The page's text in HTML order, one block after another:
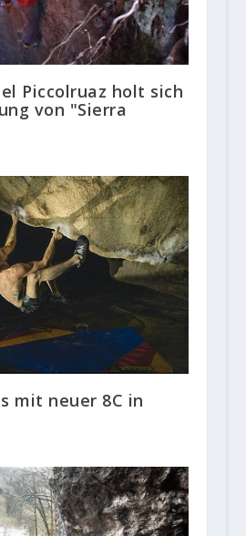
Piccolruaz holt sich
von "Sierra
mit neuer 8C in